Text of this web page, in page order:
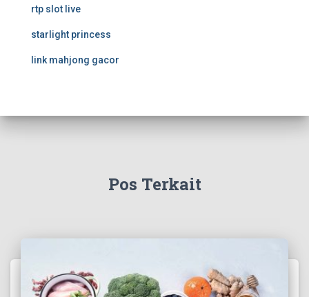
rtp slot live
starlight princess
link mahjong gacor
Pos Terkait